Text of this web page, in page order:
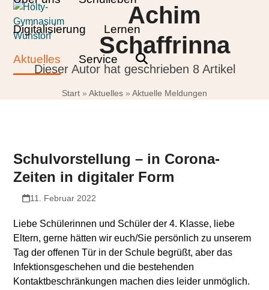
Skip
content
Digitalisierung Lernen
Aktuelles Service
Open
mobile
Close
mobile
Achim
Schaffrinna
Dieser Autor hat geschrieben 8 Artikel
Start » Aktuelles » Aktuelle Meldungen
Schulvorstellung – in Corona-
Zeiten in digitaler Form
11. Februar 2022
Liebe Schülerinnen und Schüler der 4. Klasse, liebe
Eltern, gerne hätten wir euch/Sie persönlich zu unserem
Tag der offenen Tür in der Schule begrüßt, aber das
Infektionsgeschehen und die bestehenden
Kontaktbeschränkungen machen dies leider unmöglich.